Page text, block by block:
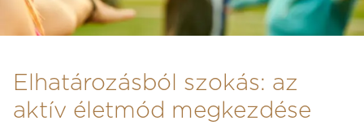
Elhatározásból szokás: az
aktív életmód megkezdése